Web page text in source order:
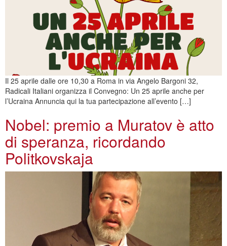
Il 25 aprile dalle ore 10,30 a Roma in via Angelo Bargoni 32,
Radicali Italiani organizza il Convegno: Un 25 aprile anche per
l’Ucraina Annuncia qui la tua partecipazione all’evento […]
Nobel: premio a Muratov è atto
di speranza, ricordando
Politkovskaja